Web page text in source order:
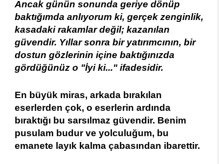
Ancak günün sonunda geriye dönüp
baktığımda anlıyorum ki, gerçek zenginlik,
kasadaki rakamlar değil; kazanılan
güvendir. Yıllar sonra bir yatırımcının, bir
dostun gözlerinin içine baktığınızda
gördüğünüz o "İyi ki..." ifadesidir.
En büyük miras, arkada bırakılan
eserlerden çok, o eserlerin ardında
bıraktığı bu sarsılmaz güvendir. Benim
pusulam budur ve yolculuğum, bu
emanete layık kalma çabasından ibarettir.